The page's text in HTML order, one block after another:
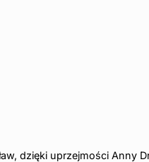
dzięki uprzejmości Anny